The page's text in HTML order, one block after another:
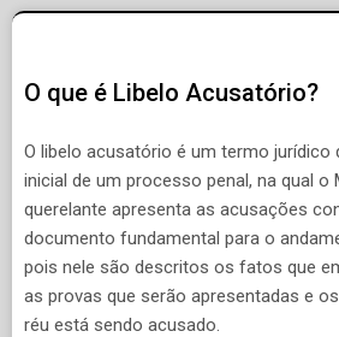
O que é Libelo Acusatório?
O libelo acusatório é um termo jurídico
inicial de um processo penal, na qual o
querelante apresenta as acusações
documento fundamental para o
pois nele são descritos os fatos que
as provas que serão apresentadas e
réu está sendo acusado.